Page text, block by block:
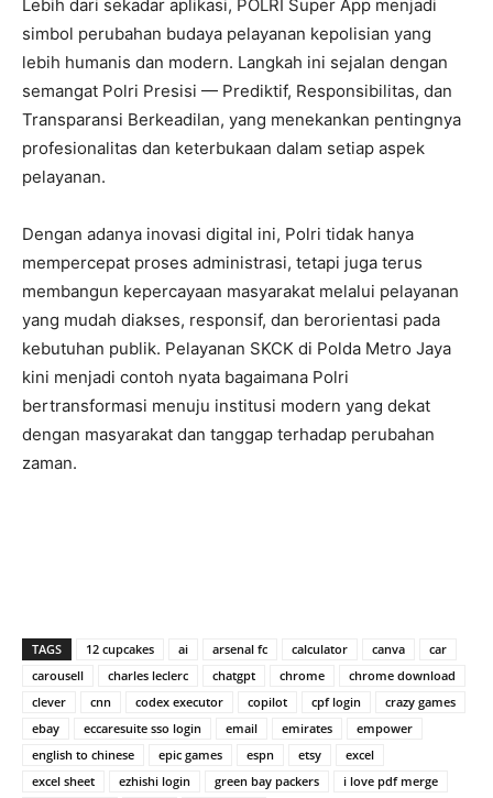
Lebih dari sekadar aplikasi, POLRI Super App menjadi
simbol perubahan budaya pelayanan kepolisian yang
lebih humanis dan modern. Langkah ini sejalan dengan
semangat Polri Presisi — Prediktif, Responsibilitas, dan
Transparansi Berkeadilan, yang menekankan pentingnya
profesionalitas dan keterbukaan dalam setiap aspek
pelayanan.
Dengan adanya inovasi digital ini, Polri tidak hanya
mempercepat proses administrasi, tetapi juga terus
membangun kepercayaan masyarakat melalui pelayanan
yang mudah diakses, responsif, dan berorientasi pada
kebutuhan publik. Pelayanan SKCK di Polda Metro Jaya
kini menjadi contoh nyata bagaimana Polri
bertransformasi menuju institusi modern yang dekat
dengan masyarakat dan tanggap terhadap perubahan
zaman.
TAGS 12 cupcakes ai arsenal fc calculator canva
car
carousell
charles leclerc chatgpt chrome
chrome download
clever
cnn codex executor copilot cpf login
crazy games
ebay
eccaresuite sso login email emirates
empower
english to chinese
epic games espn etsy
excel
excel sheet
ezhishi login green bay packers i love pdf merge